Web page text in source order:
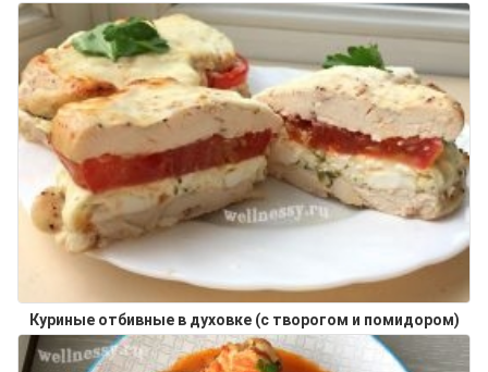
Куриные отбивные в духовке (с творогом и помидором)